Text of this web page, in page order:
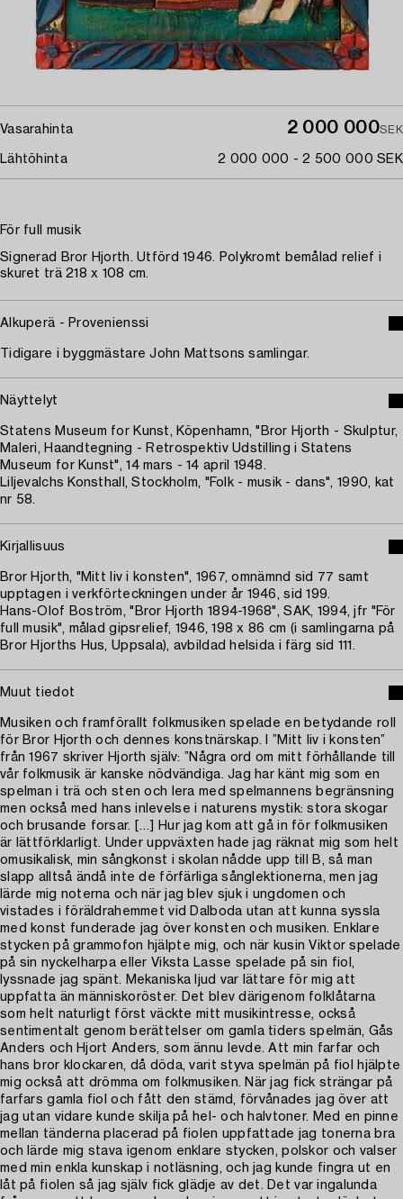
Vasarahinta 2 000 000SEK
Lähtöhinta 2 000 000 - 2 500 000 SEK
För full musik
Signerad Bror Hjorth. Utförd 1946. Polykromt bemålad relief i
skuret trä 218 x 108 cm.
Alkuperä - Provenienssi
Tidigare i byggmästare John Mattsons samlingar.
Näyttelyt
Statens Museum for Kunst, Köpenhamn, "Bror Hjorth - Skulptur,
Maleri, Haandtegning - Retrospektiv Udstilling i Statens
Museum for Kunst", 14 mars - 14 april 1948.
Liljevalchs Konsthall, Stockholm, "Folk - musik - dans", 1990, kat
nr 58.
Kirjallisuus
Bror Hjorth, "Mitt liv i konsten", 1967, omnämnd sid 77 samt
upptagen i verkförteckningen under år 1946, sid 199.
Hans-Olof Boström, "Bror Hjorth 1894-1968", SAK, 1994, jfr "För
full musik", målad gipsrelief, 1946, 198 x 86 cm (i samlingarna på
Bror Hjorths Hus, Uppsala), avbildad helsida i färg sid 111.
Muut tiedot
Musiken och framförallt folkmusiken spelade en betydande roll
för Bror Hjorth och dennes konstnärskap. I ”Mitt liv i konsten”
från 1967 skriver Hjorth själv: ”Några ord om mitt förhållande till
vår folkmusik är kanske nödvändiga. Jag har känt mig som en
spelman i trä och sten och lera med spelmannens begränsning
men också med hans inlevelse i naturens mystik: stora skogar
och brusande forsar. […] Hur jag kom att gå in för folkmusiken
är lättförklarligt. Under uppväxten hade jag räknat mig som helt
omusikalisk, min sångkonst i skolan nådde upp till B, så man
slapp alltså ändå inte de förfärliga sånglektionerna, men jag
lärde mig noterna och när jag blev sjuk i ungdomen och
vistades i föräldrahemmet vid Dalboda utan att kunna syssla
med konst funderade jag över konsten och musiken. Enklare
stycken på grammofon hjälpte mig, och när kusin Viktor spelade
på sin nyckelharpa eller Viksta Lasse spelade på sin fiol,
lyssnade jag spänt. Mekaniska ljud var lättare för mig att
uppfatta än människoröster. Det blev därigenom folklåtarna
som helt naturligt först väckte mitt musikintresse, också
sentimentalt genom berättelser om gamla tiders spelmän, Gås
Anders och Hjort Anders, som ännu levde. Att min farfar och
hans bror klockaren, då döda, varit styva spelmän på fiol hjälpte
mig också att drömma om folkmusiken. När jag fick strängar på
farfars gamla fiol och fått den stämd, förvånades jag över att
jag utan vidare kunde skilja på hel- och halvtoner. Med en pinne
mellan tänderna placerad på fiolen uppfattade jag tonerna bra
och lärde mig stava igenom enklare stycken, polskor och valser
med min enkla kunskap i notläsning, och jag kunde fingra ut en
låt på fiolen så jag själv fick glädje av det. Det var ingalunda